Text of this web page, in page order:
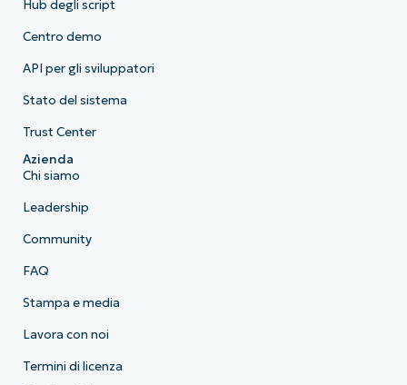
Hub degli script
Centro demo
API per gli sviluppatori
Stato del sistema
Trust Center
Azienda
Chi siamo
Leadership
Community
FAQ
Stampa e media
Lavora con noi
Termini di licenza